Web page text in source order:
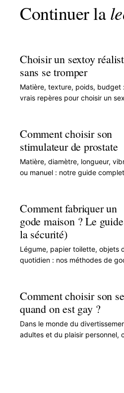
Continuer la
Choisir un sextoy
sans se tromper
Matière, texture, poids, budget
vrais repères pour choisir un
complet.
Comment choisir son
stimulateur de prostate
Matière, diamètre, longueur,
ou manuel : notre guide
Comment fabriquer un
gode maison ? Le
la sécurité)
Légume, papier toilette, objets
quotidien : nos méthodes de
d'improviser un sextoy.
Comment choisir son
quand on est gay ?
Dans le monde du
adultes et du plaisir personnel,